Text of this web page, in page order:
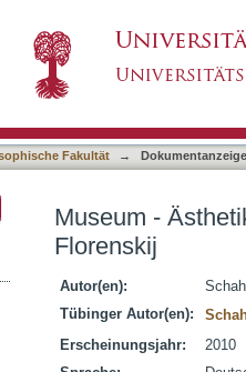
Fakultät → Dokumentanzeige
Museum -
Florenskij
Autor(en):
Tübinger Autor(en):
Erscheinungsjahr:
2010